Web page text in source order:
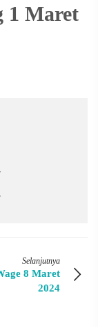
1 Maret
Selanjutnya
8 Maret
2024